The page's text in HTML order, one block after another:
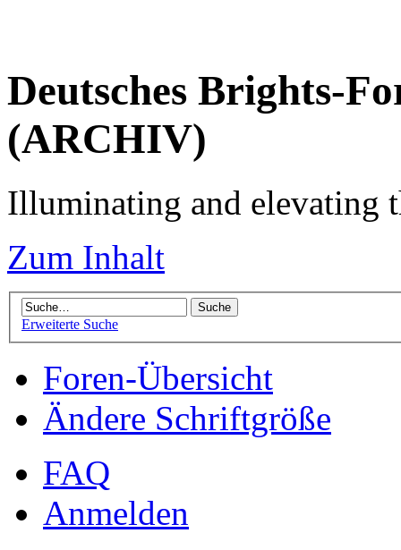
Deutsches Brights-
(ARCHIV)
Illuminating and elevating
Zum Inhalt
Erweiterte Suche
Foren-Übersicht
Ändere Schriftgröße
FAQ
Anmelden